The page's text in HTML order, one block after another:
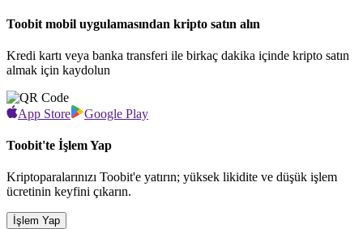
Toobit mobil uygulamasından kripto satın alın
Kredi kartı veya banka transferi ile birkaç dakika içinde kripto satın
almak için kaydolun
App Store Google Play
Toobit'te İşlem Yap
Kriptoparalarınızı Toobit'e yatırın; yüksek likidite ve düşük işlem
ücretinin keyfini çıkarın.
İşlem Yap